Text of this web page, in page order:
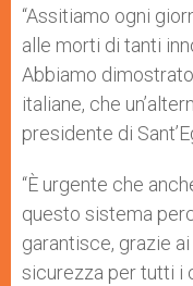
“Assitiamo ogni
alle morti di tanti
Abbiamo
italiane, che
presidente di
“È urgente che
questo sistema
garantisce, grazie
sicurezza per tutti i